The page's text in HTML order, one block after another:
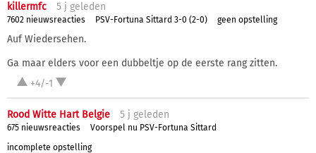
killermfc 5 j geleden
7602 nieuwsreacties PSV-Fortuna Sittard 3-0 (2-0) geen opstelling
Auf Wiedersehen.
Ga maar elders voor een dubbeltje op de eerste rang zitten.
+4/-1
Rood Witte Hart Belgie 5 j geleden
675 nieuwsreacties
Voorspel nu PSV-Fortuna Sittard
incomplete opstelling